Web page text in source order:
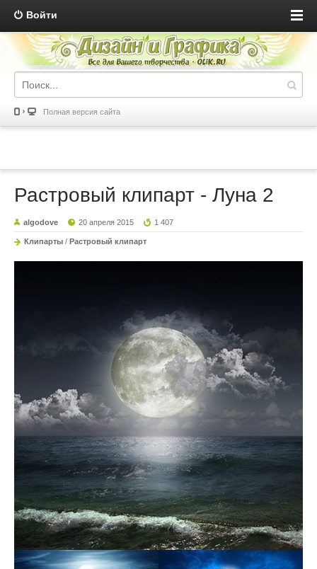
Войти
Полная версия сайта
Растровый клипарт - Луна 2
algodove 20 апреля 2015 1 407
Клипарты / Растровый клипарт